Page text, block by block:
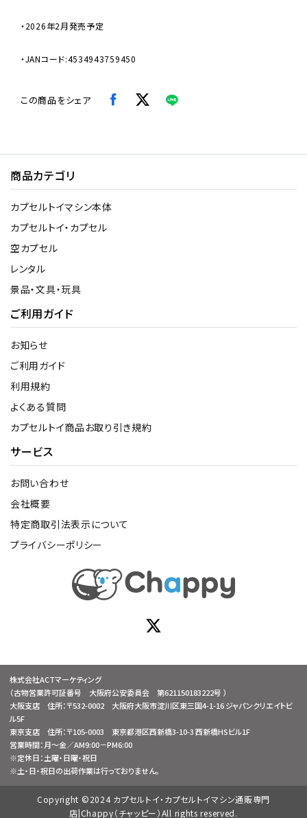
・2026年2月発売予定
・JANコード:4534943759450
この商品をシェア
商品カテゴリ
カプセルトイマシン本体
カプセルトイ・カプセル
空カプセル
レンタル
景品・文具・玩具
ご利用ガイド
お知らせ
ご利用ガイド
利用規約
よくある質問
カプセルトイ商品お取り引き規約
サービス
お問い合わせ
会社概要
特定商取引法表示について
プライバシーポリシー
株式会社ACTマーケティング
（古物営業許可証番号 大阪府公安委員会 第621150183222号 ）
大阪支店 住所：〒532-0002 大阪府大阪市淀川区東三国4-1-16 ジャパンクリエイトビ
ル5F
東京支店 住所：〒105-0003 東京都港区西新橋3-10-3 西新橋HSビル1F
営業時間：月～金／AM9:00－PM6:00
※定休日：土曜・日曜・祝日
※土・日・祝日の出荷作業は行っておりません。
Copyright ©2024 カプセルトイ・カプセルトイマシン通販専門
店|Chappy（チャッピー）All rights reserved.